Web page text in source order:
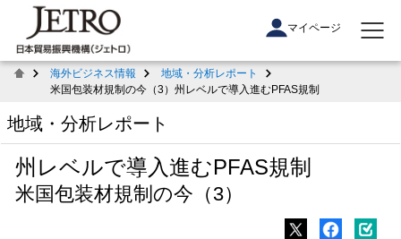
マイページ
海外ビジネス情報
地域・分析レポート
米国包装材規制の今（3）州レベルで導入進むPFAS規制
地域・分析レポート
州レベルで導入進むPFAS規制
米国包装材規制の今（3）